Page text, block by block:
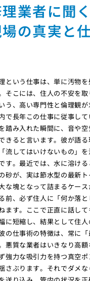
業者に聞
の真実と
という仕事は、単に汚物
そこには、住人の不安を
う、高い専門性と倫理観
で長年この仕事に従事し
踏み入れた瞬間に、音や
きると言います。彼が語
流してはいけないもの」
す。最近では、水に溶け
砂が、実は節水型の最新
な塊となって詰まるケー
前、必ず住人に「何か落
ます。ここで正直に話し
に短縮し、結果として住
の仕事術の特徴は、常に
悪質な業者はいきなり高
強力な吸引力を持つ真空
さぶります。それでダメ